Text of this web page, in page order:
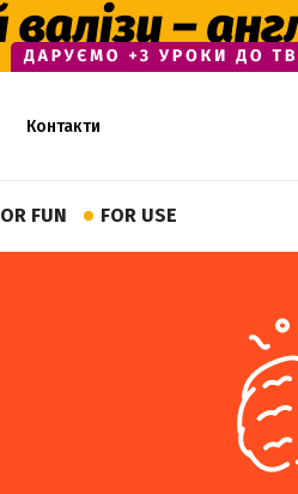
Контакти
FUN FOR USE